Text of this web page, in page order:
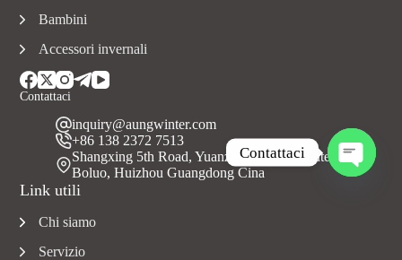
Contattaci
inquiry@aungwinter.com
+86 138 2372 7513
Shangxing 5th Road, Yuanzhou Town, Contea di
Boluo, Huizhou Guangdong Cina
Link utili
Chi siamo
Servizio
Bambini
Accessori invernali
Contattaci